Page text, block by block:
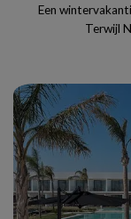
Een
Terwijl